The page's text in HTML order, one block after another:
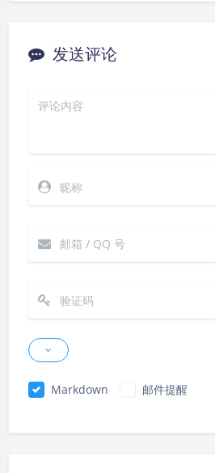
发送评论
Markdown 邮件提醒
|´・ω・)ノ ヾ(≧∇≦*)ゝ